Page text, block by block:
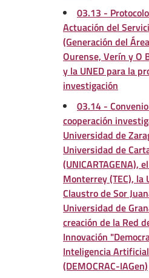
03.13 -
Actuación del
(Generación del
Ourense, Verín y O
y la UNED para la
investigación
03.14 -
cooperación
Universidad de
Universidad de
(UNICARTAGENA),
Monterrey (TEC), la
Claustro de Sor
Universidad de
creación de la Red
Innovación
Inteligencia
(DEMOCRAC-IAGen)